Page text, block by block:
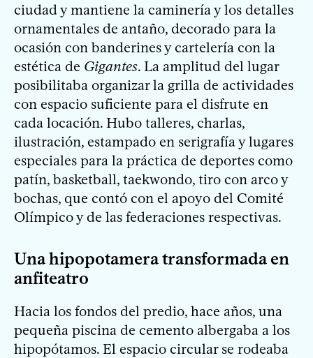
ciudad y mantiene la caminería y los detalles
ornamentales de antaño, decorado para la
ocasión con banderines y cartelería con la
estética de Gigantes. La amplitud del lugar
posibilitaba organizar la grilla de actividades
con espacio suficiente para el disfrute en
cada locación. Hubo talleres, charlas,
ilustración, estampado en serigrafía y lugares
especiales para la práctica de deportes como
patín, basketball, taekwondo, tiro con arco y
bochas, que contó con el apoyo del Comité
Olímpico y de las federaciones respectivas.
Una hipopotamera transformada en
anfiteatro
Hacia los fondos del predio, hace años, una
pequeña piscina de cemento albergaba a los
hipopótamos. El espacio circular se rodeaba